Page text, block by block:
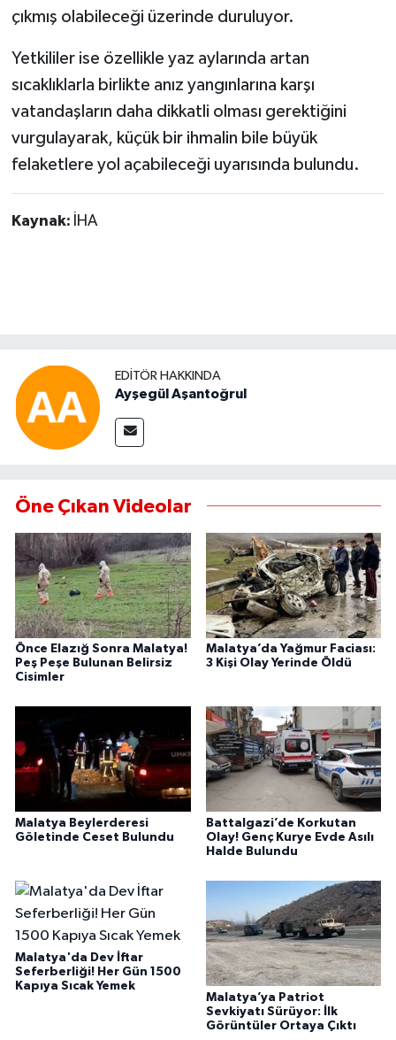
çıkmış olabileceği üzerinde duruluyor.
Yetkililer ise özellikle yaz aylarında artan
sıcaklıklarla birlikte anız yangınlarına karşı
vatandaşların daha dikkatli olması gerektiğini
vurgulayarak, küçük bir ihmalin bile büyük
felaketlere yol açabileceği uyarısında bulundu.
Kaynak: İHA
EDITÖR HAKKINDA
Ayşegül Aşantoğrul
Öne Çıkan Videolar
Önce Elazığ Sonra Malatya!
Peş Peşe Bulunan Belirsiz
Cisimler
Malatya’da Yağmur Faciası:
3 Kişi Olay Yerinde Öldü
Malatya Beylerderesi
Göletinde Ceset Bulundu
Battalgazi’de Korkutan
Olay! Genç Kurye Evde Asılı
Halde Bulundu
Malatya'da Dev İftar
Seferberliği! Her Gün 1500
Kapıya Sıcak Yemek
Malatya’ya Patriot
Sevkiyatı Sürüyor: İlk
Görüntüler Ortaya Çıktı